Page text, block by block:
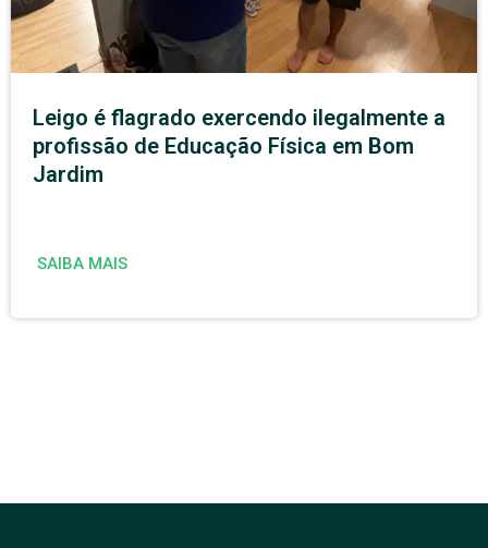
Leigo é flagrado exercendo ilegalmente a
profissão de Educação Física em Bom
Jardim
SAIBA MAIS